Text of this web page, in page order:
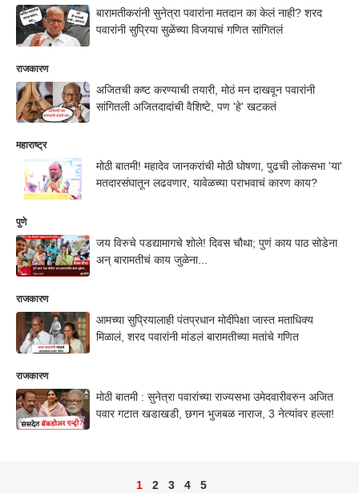
बारामतीकरांनी सुनेत्रा पवारांना मतदान का केलं नाही? शरद
पवारांनी सुप्रिया सुळेंच्या विजयाचं गणित सांगितलं
राजकारण
अजितची कष्ट करण्याची तयारी, मोठं मन दाखवून पवारांनी
सांगितली अजितदादांची वैशिष्टे, पण 'हे' खटकतं
महाराष्ट्र
मोठी बातमी! महादेव जानकरांची मोठी घोषणा, पुढची लोकसभा 'या'
मतदारसंघातून लढवणार, यावेळच्या पराभवाचं कारण काय?
पुणे
जय विरुचे पडद्यामागचे शोले! दिवस चौथा; पुणं काय पाठ सोडेना
अन् बारामतीचं काय जुळेना...
राजकारण
आमच्या सुप्रियालाही पंतप्रधान मोदींपेक्षा जास्त मताधिक्य
मिळालं, शरद पवारांनी मांडलं बारामतीच्या मतांचे गणित
राजकारण
मोठी बातमी : सुनेत्रा पवारांच्या राज्यसभा उमेदवारीवरुन अजित
पवार गटात खडाखडी, छगन भुजबळ नाराज, 3 नेत्यांवर हल्ला!
1 2 3 4 5